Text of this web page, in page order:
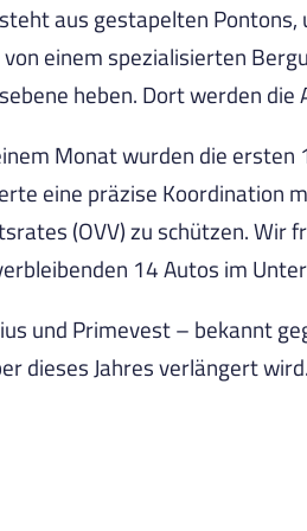
aus gestapelten
einem spezialisierten
heben. Dort werden
Monat wurden die
eine präzise Koordination
(OVV) zu schützen.
14 Autos im
und Primevest – bekannt
dieses Jahres verlängert